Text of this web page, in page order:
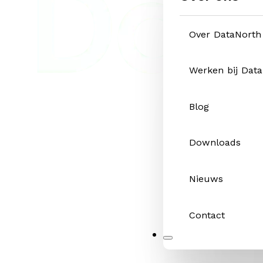
Over DataNorth
Werken bij
Blog
Downloads
Nieuws
Contact